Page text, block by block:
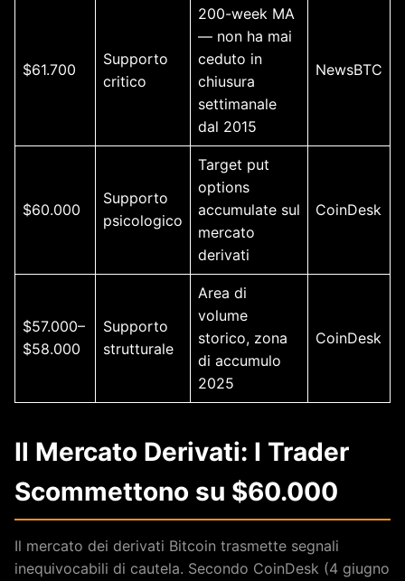
$61.700
Supporto
critico
200-week MA
— non ha mai
ceduto in
chiusura
settimanale
dal 2015
NewsBTC
$60.000
Supporto
psicologico
Target put
options
accumulate sul
mercato
derivati
CoinDesk
$57.000–
$58.000
Supporto
strutturale
Area di
volume
storico, zona
di accumulo
2025
CoinDesk
Il Mercato Derivati: I Trader
Scommettono su $60.000
Il mercato dei derivati Bitcoin trasmette segnali
inequivocabili di cautela. Secondo CoinDesk (4 giugno